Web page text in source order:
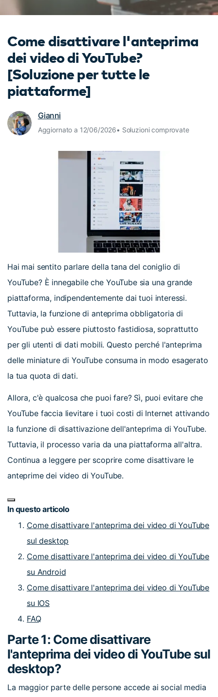
Tip per YouTube
Apprendimento
Come disattivare l'anteprima
dei video di YouTube?
[Soluzione per tutte le
piattaforme]
Gianni
Aggiornato a 12/06/2026• Soluzioni comprovate
Hai mai sentito parlare della tana del coniglio di
YouTube? È innegabile che YouTube sia una grande
piattaforma, indipendentemente dai tuoi interessi.
Tuttavia, la funzione di anteprima obbligatoria di
YouTube può essere piuttosto fastidiosa, soprattutto
per gli utenti di dati mobili. Questo perché l'anteprima
delle miniature di YouTube consuma in modo esagerato
la tua quota di dati.
Allora, c'è qualcosa che puoi fare? Sì, puoi evitare che
YouTube faccia lievitare i tuoi costi di Internet attivando
la funzione di disattivazione dell'anteprima di YouTube.
Tuttavia, il processo varia da una piattaforma all'altra.
Continua a leggere per scoprire come disattivare le
anteprime dei video di YouTube.
In questo articolo
Come disattivare l'anteprima dei video di YouTube
sul desktop
Come disattivare l'anteprima dei video di YouTube
su Android
Come disattivare l'anteprima dei video di YouTube
su IOS
FAQ
Parte 1: Come disattivare
l'anteprima dei video di YouTube sul
desktop?
La maggior parte delle persone accede ai social media